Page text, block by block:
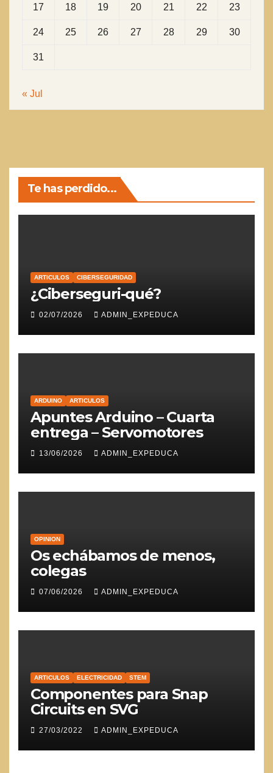
17 18 19 20 21 22 23
24 25 26 27 28 29 30
31
« Jul
Te has perdido...
ARTICULOS CIBERSEGURIDAD
¿Ciberseguri-qué?
02/07/2026 ADMIN_EXPEDUCA
ARDUINO ARTICULOS
Apuntes Arduino – Cuarta
entrega – Servomotores
13/06/2026 ADMIN_EXPEDUCA
OPINION
Os echábamos de menos,
colegas
07/06/2026 ADMIN_EXPEDUCA
ARTICULOS ELECTRICIDAD STEM
Componentes para Snap
Circuits en SVG
27/03/2022 ADMIN_EXPEDUCA